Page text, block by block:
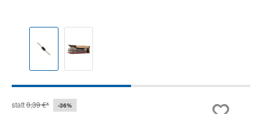
statt0,39 €* -36%